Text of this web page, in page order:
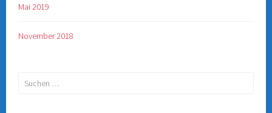
Mai 2019
November 2018
Suchen